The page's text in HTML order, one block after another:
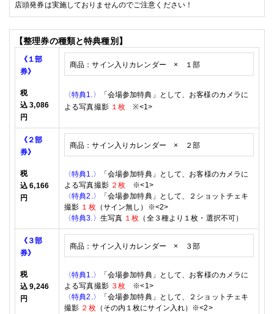
店頭発券は実施しておりませんのでご注意ください！
【整理券の種類と特典種別】
《１部
券》
税
込 3,086
円
商品：サイン入りカレンダー × １部
〈特典1.〉 「会場参加特典」として、 お客様のカメラに
よる写真撮影 １枚 ※<1>
《２部
券》
税
込 6,166
円
商品：サイン入りカレンダー × ２部
〈特典1.〉
「会場参加特典」として、お客様のカメラに
よる写真撮影 ２枚 ※<1>
〈特典2.〉
「会場参加特典」として、２ショットチェキ
撮影 １枚（サイン無し）※<2>
〈特典3. 〉 生写真 １枚 （全３種より１枚・選択不可）
《３部
券》
税
込 9,246
円
商品：サイン入りカレンダー × ３部
〈特典1.〉
「会場参加特典」として、お客様のカメラに
よる写真撮影 ３枚 ※<1>
〈特典2.〉
「会場参加特典」として、２ショットチェキ
撮影 ２ 枚（その内１枚にサイン入れ）※<2>